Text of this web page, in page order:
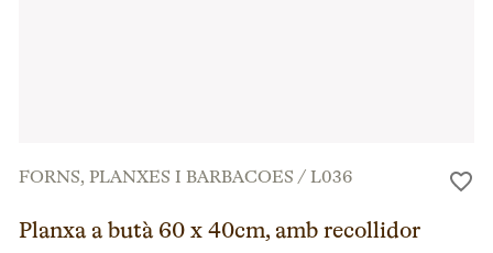
FORNS, PLANXES I BARBACOES /L036
Planxa a butà 60 x 40cm, amb recollidor